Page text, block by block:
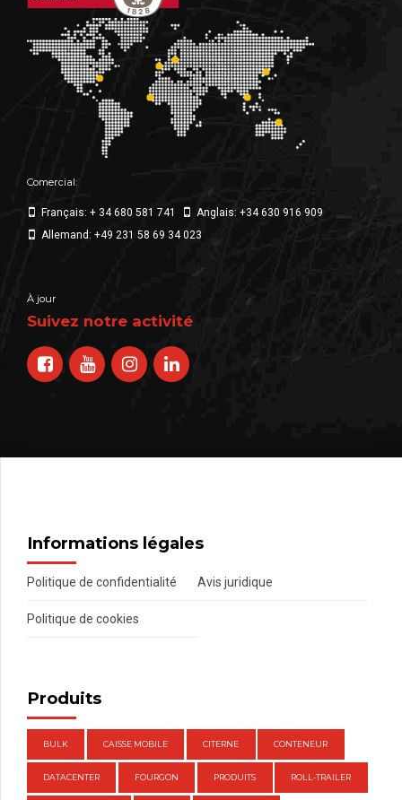
Comercial:
Français: + 34 680 581 741
Anglais: +34 630 916 909
Allemand: +49 231 58 69 34 023
À jour
Suivez notre activité
Informations légales
Politique de confidentialité Avis juridique
Politique de cookies
Produits
BULK CAISSE MOBILE CITERNE CONTENEUR
DATACENTER FOURGON PRODUITS ROLL-TRAILER